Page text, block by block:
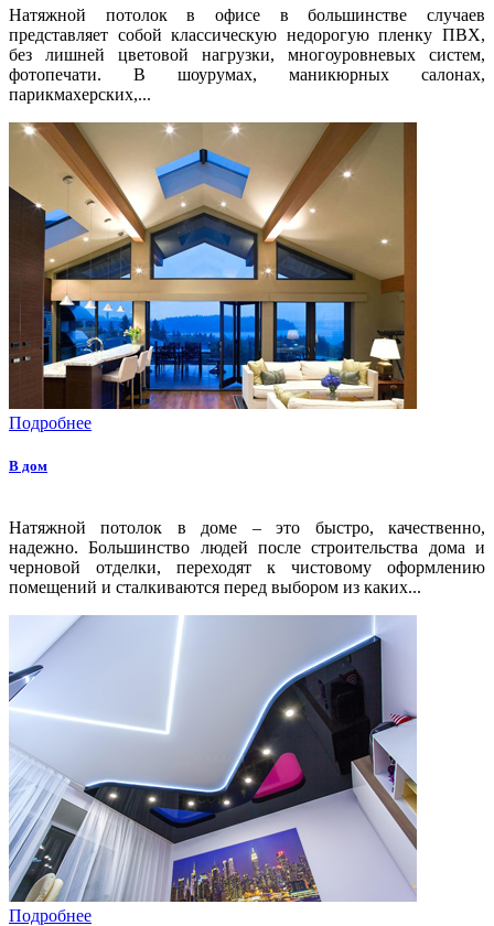
Натяжной потолок в офисе в большинстве случаев
представляет собой классическую недорогую пленку ПВХ,
без лишней цветовой нагрузки, многоуровневых систем,
фотопечати. В шоурумах, маникюрных салонах,
парикмахерских,...
Подробнее
В дом
Натяжной потолок в доме – это быстро, качественно,
надежно. Большинство людей после строительства дома и
черновой отделки, переходят к чистовому оформлению
помещений и сталкиваются перед выбором из каких...
Подробнее